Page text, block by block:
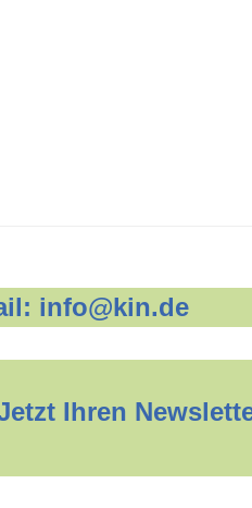
info@kin.de
Ihren